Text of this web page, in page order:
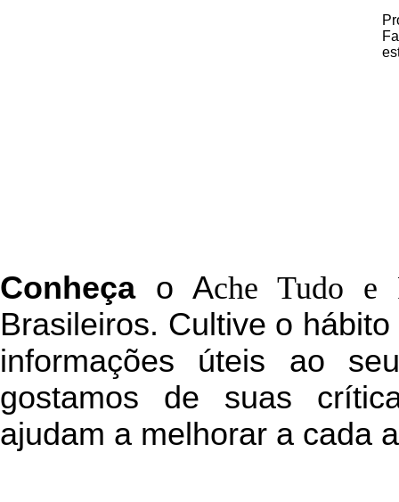
Conheçao Ache Tudo e
Brasileiros. Cultive o
informações úteis ao
gostamos de suas
ajudam a melhorar a cada